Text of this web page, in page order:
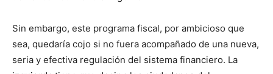
Sin embargo, este programa fiscal, por ambicioso que
sea, quedaría cojo si no fuera acompañado de una nueva,
seria y efectiva regulación del sistema financiero. La